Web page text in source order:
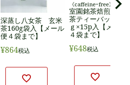
深蒸し八女茶 玄米
茶160g袋入【メール
便４袋まで】
¥864税込
《caffeineｰfree》
室園銘茶焙煎 黒
茶ティーバッグ 4
ｇ×15p入【メール
４袋まで】
¥648税込